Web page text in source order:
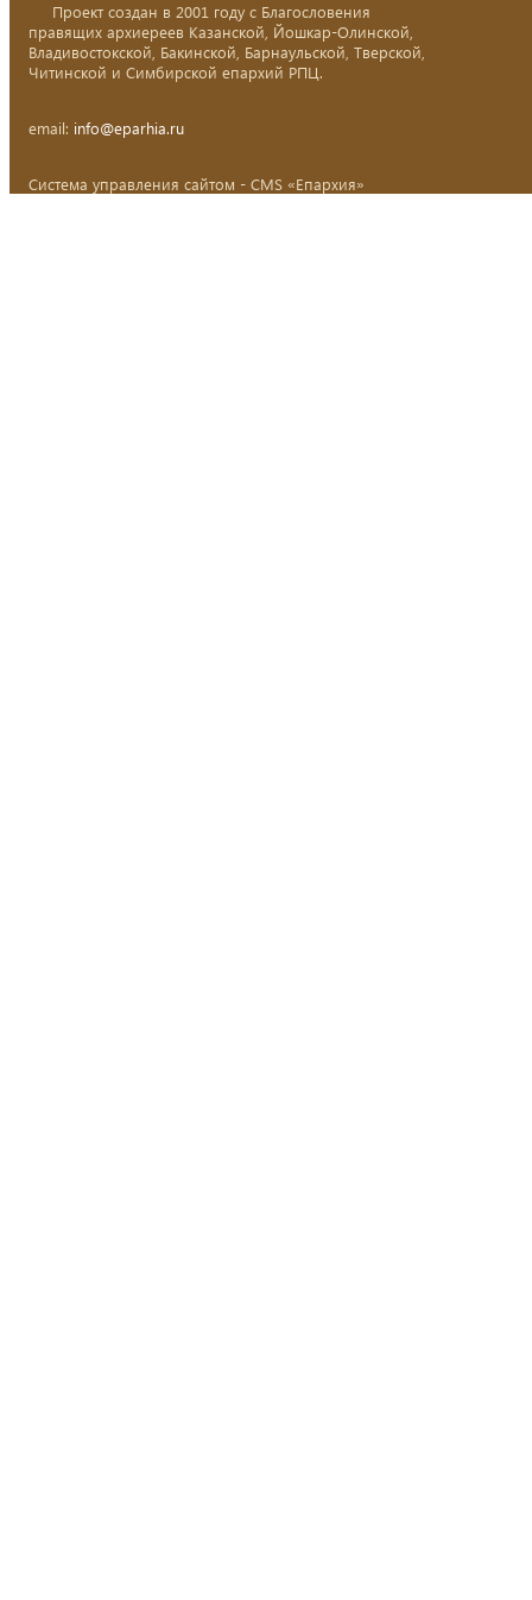
Проект создан в 2001 году с Благословения
правящих архиереев Казанской, Йошкар-Олинской,
Владивостокской, Бакинской, Барнаульской, Тверской,
Читинской и Симбирской епархий РПЦ.
email: info@eparhia.ru
Система управления сайтом - CMS «Епархия»